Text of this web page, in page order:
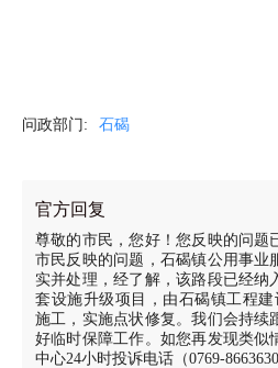
问政部门: 石碣
官方回复
尊敬的市民，您好！您反映的问题
市民反映的问题，石碣镇公用事业
实并处理，经了解，该路段已经纳
套设施升级项目，由石碣镇工程
施工，实施点状修复。我们会持续
好临时保障工作。如您再发现类似
中心24小时投诉电话（0769-